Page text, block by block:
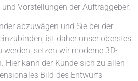
Vorstellungen der Auftraggeber.
abzuwägen und Sie bei der
ist daher unser oberstes
setzen wir moderne 3D-
Hier kann der Kunde sich zu allen
Bild des Entwurfs